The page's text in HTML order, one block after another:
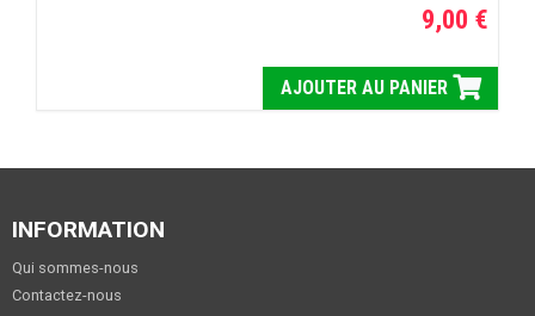
9,00 €
AJOUTER AU PANIER
INFORMATION
Qui sommes-nous
Contactez-nous